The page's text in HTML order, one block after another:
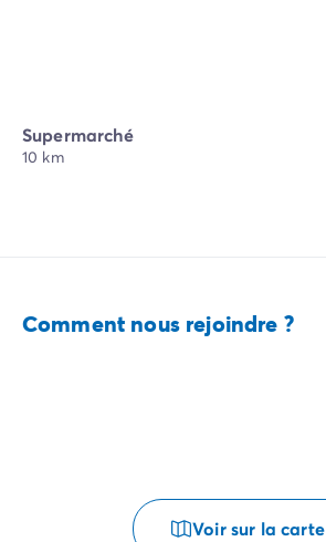
Supermarché
10 km
Comment nous rejoindre ?
Voir sur la carte